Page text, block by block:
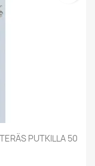
PUTKILLA 50